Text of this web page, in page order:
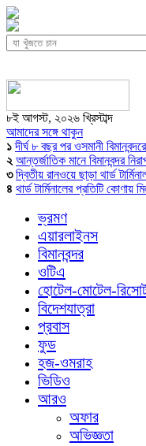
৮ই আগস্ট, ২০২৬ খ্রিস্টাব্দ
আমাদের সঙ্গে থাকুন
১ দীর্ঘ ৮ বছর পর ওসমানী
২ আন্তর্জাতিক মানে বিমানবন্দর
৩ দ্বিতীয় রানওয়ে ছাড়া থার্ড
৪ থার্ড টার্মিনালের প্রতিটি কোণায়
ভ্রমণ
এয়ারলাইনস
বিমানবন্দর
ওটিএ
হোটেল-মোটেল-
বিদেশযাত্রা
প্রবাস
ফুড
হজ-ওমরাহ
ভিডিও
আরও
অফার
অভিজ্ঞতা